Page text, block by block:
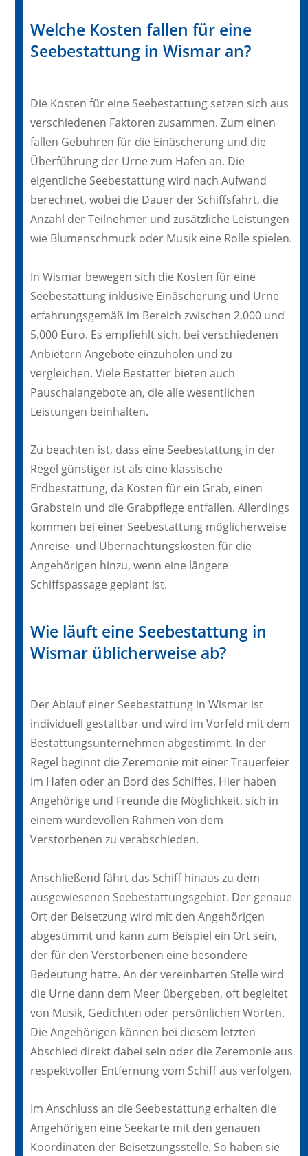
Welche Kosten fallen für eine
Seebestattung in Wismar an?
Die Kosten für eine Seebestattung setzen sich aus
verschiedenen Faktoren zusammen. Zum einen
fallen Gebühren für die Einäscherung und die
Überführung der Urne zum Hafen an. Die
eigentliche Seebestattung wird nach Aufwand
berechnet, wobei die Dauer der Schiffsfahrt, die
Anzahl der Teilnehmer und zusätzliche Leistungen
wie Blumenschmuck oder Musik eine Rolle spielen.
In Wismar bewegen sich die Kosten für eine
Seebestattung inklusive Einäscherung und Urne
erfahrungsgemäß im Bereich zwischen 2.000 und
5.000 Euro. Es empfiehlt sich, bei verschiedenen
Anbietern Angebote einzuholen und zu
vergleichen. Viele Bestatter bieten auch
Pauschalangebote an, die alle wesentlichen
Leistungen beinhalten.
Zu beachten ist, dass eine Seebestattung in der
Regel günstiger ist als eine klassische
Erdbestattung, da Kosten für ein Grab, einen
Grabstein und die Grabpflege entfallen. Allerdings
kommen bei einer Seebestattung möglicherweise
Anreise- und Übernachtungskosten für die
Angehörigen hinzu, wenn eine längere
Schiffspassage geplant ist.
Wie läuft eine Seebestattung in
Wismar üblicherweise ab?
Der Ablauf einer Seebestattung in Wismar ist
individuell gestaltbar und wird im Vorfeld mit dem
Bestattungsunternehmen abgestimmt. In der
Regel beginnt die Zeremonie mit einer Trauerfeier
im Hafen oder an Bord des Schiffes. Hier haben
Angehörige und Freunde die Möglichkeit, sich in
einem würdevollen Rahmen von dem
Verstorbenen zu verabschieden.
Anschließend fährt das Schiff hinaus zu dem
ausgewiesenen Seebestattungsgebiet. Der genaue
Ort der Beisetzung wird mit den Angehörigen
abgestimmt und kann zum Beispiel ein Ort sein,
der für den Verstorbenen eine besondere
Bedeutung hatte. An der vereinbarten Stelle wird
die Urne dann dem Meer übergeben, oft begleitet
von Musik, Gedichten oder persönlichen Worten.
Die Angehörigen können bei diesem letzten
Abschied direkt dabei sein oder die Zeremonie aus
respektvoller Entfernung vom Schiff aus verfolgen.
Im Anschluss an die Seebestattung erhalten die
Angehörigen eine Seekarte mit den genauen
Koordinaten der Beisetzungsstelle. So haben sie